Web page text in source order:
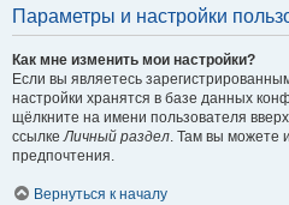
Параметры и настройки
Как мне изменить мои настройки?
Если вы являетесь
настройки хранятся в базе данных
щёлкните на имени пользователя
ссылкеЛичный раздел. Там вы можете
предпочтения.
Вернуться к началу